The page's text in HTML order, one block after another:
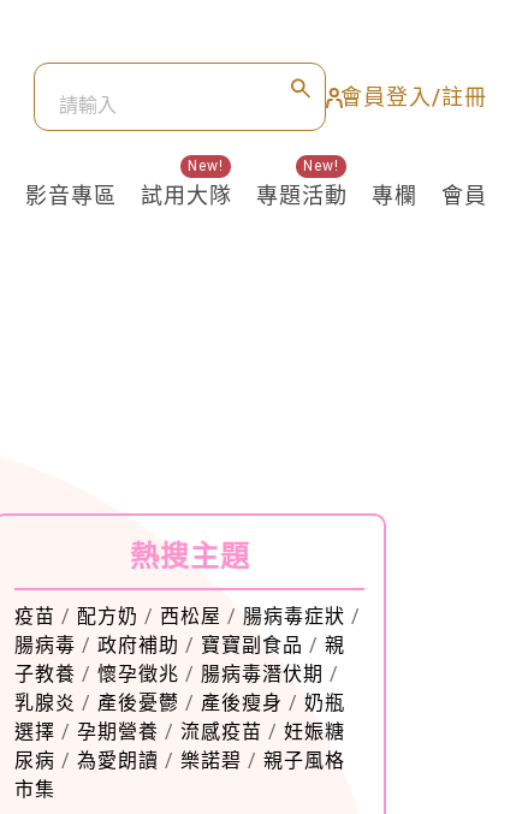
會員登入/註冊
影音專區 試用大隊
New!
專題活動
New!
專欄 會員
熱搜主題
疫苗 / 配方奶 / 西松屋 / 腸病毒症狀 /
腸病毒 / 政府補助 / 寶寶副食品 / 親
子教養 / 懷孕徵兆 / 腸病毒潛伏期 /
乳腺炎 / 產後憂鬱 / 產後瘦身 / 奶瓶
選擇 / 孕期營養 / 流感疫苗 / 妊娠糖
尿病 / 為愛朗讀 / 樂諾碧 / 親子風格
市集